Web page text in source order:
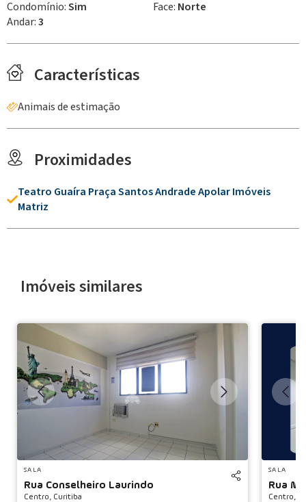
Condomínio:Sim Face: Norte
Andar:3
Características
Animais de estimação
Proximidades
Teatro Guaíra Praça Santos Andrade Apolar Imóveis
Matriz
Imóveis similares
SALA
Rua Conselheiro Laurindo
Centro, Curitiba
SALA
Rua
Centro,